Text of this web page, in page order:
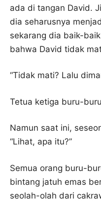
ada di tangan David.
dia seharusnya
sekarang dia baik-
bahwa David tidak
“Tidak mati? Lalu
Tetua ketiga buru-
Namun saat ini,
“Lihat, apa itu?”
Semua orang buru-
bintang jatuh emas
seolah-olah dari